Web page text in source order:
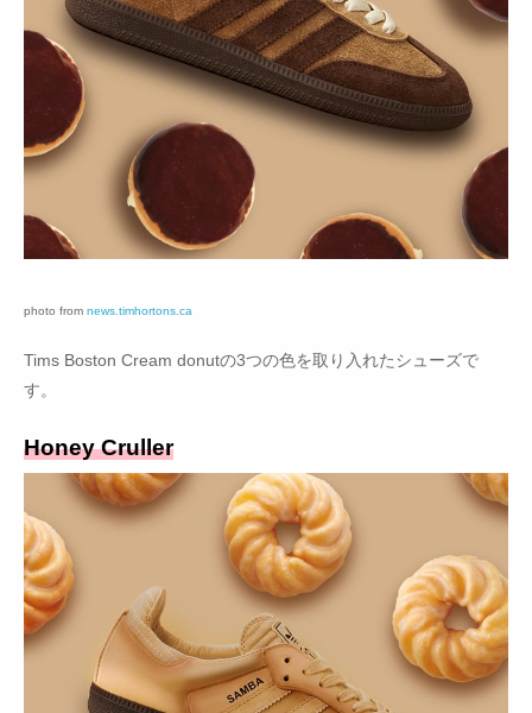
photo from news.timhortons.ca
Tims Boston Cream donutの3つの色を取り入れたシューズで
す。
Honey Cruller